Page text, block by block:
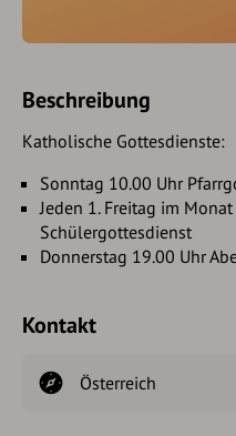
Beschreibung
Katholische Gottesdienste:
Sonntag 10.00 Uhr
Jeden 1. Freitag im
Schülergottesdienst
Donnerstag 19.00 Uhr
Kontakt
Österreich